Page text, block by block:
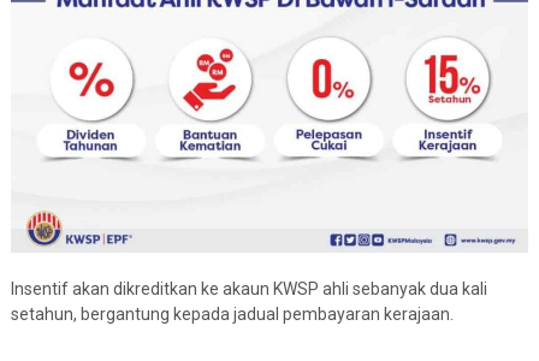
Insentif akan dikreditkan ke akaun KWSP ahli sebanyak dua kali
setahun, bergantung kepada jadual pembayaran kerajaan.